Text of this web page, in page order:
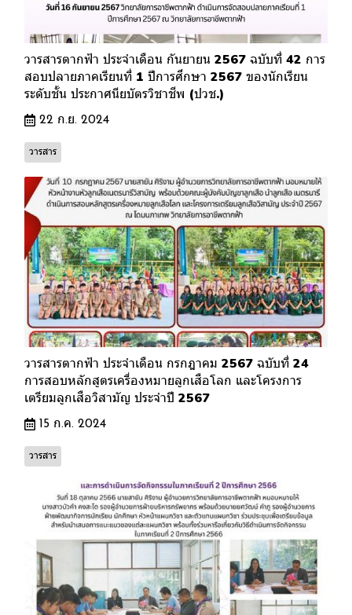
วารสารตากฟ้า ประจำเดือน กันยายน 2567 ฉบับที่ 42 การ
สอบปลายภาคเรียนที่ 1 ปีการศึกษา 2567 ของนักเรียน
ระดับชั้น ประกาศนียบัตรวิชาชีพ (ปวช.)
22 ก.ย. 2024
วารสาร
วารสารตากฟ้า ประจำเดือน กรกฎาคม 2567 ฉบับที่ 24
การสอบหลักสูตรเครื่องหมายลูกเสือโลก และโครงการ
เตรียมลูกเสือวิสามัญ ประจำปี 2567
15 ก.ค. 2024
วารสาร